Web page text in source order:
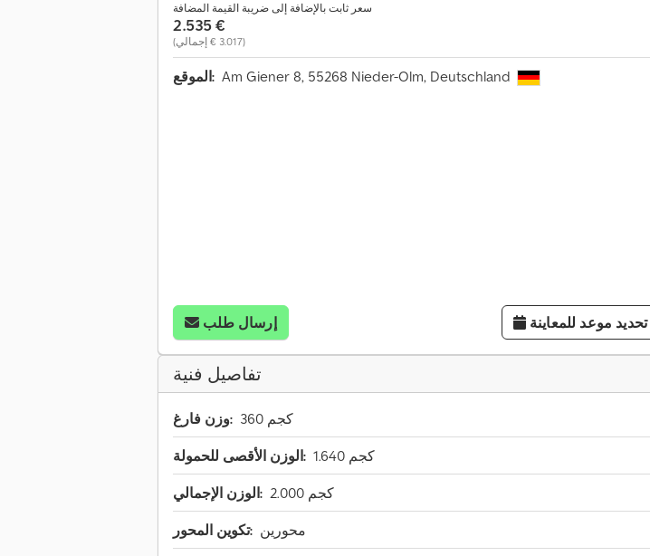
سعر ثابت بالإضافة إلى ضريبة القيمة المضافة
‏2.535 €
(‏3.017 € إجمالي)
الموقع: Am Giener 8, 55268 Nieder-Olm, Deutschland
إرسال طلب تحديد موعد للمعاينة
تفاصيل فنية
وزن فارغ: 360 كجم
الوزن الأقصى للحمولة: 1.640 كجم
الوزن الإجمالي: 2.000 كجم
تكوين المحور: محورين